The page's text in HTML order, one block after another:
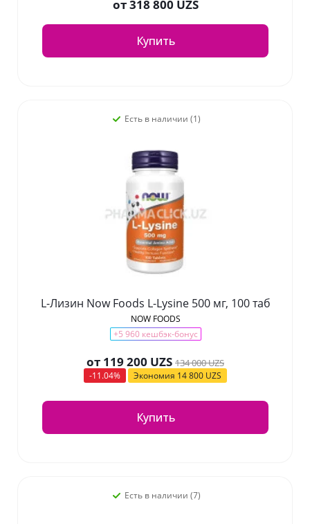
от318 800 UZS
Купить
Есть в наличии (1)
L-Лизин Now Foods L-Lysine 500 мг, 100 таб
NOW FOODS
+5 960 кешбэк-бонус
от 119 200 UZS 134 000 UZS
-11.04% Экономия 14 800 UZS
Купить
Есть в наличии (7)